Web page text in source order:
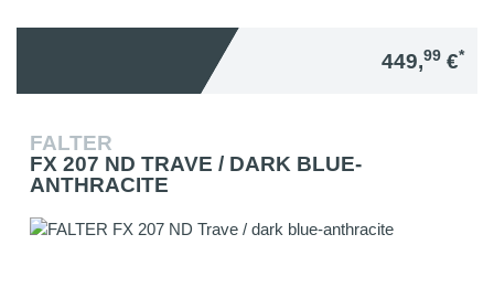
449,99 €*
FALTER
FX 207 ND TRAVE / DARK BLUE-
ANTHRACITE